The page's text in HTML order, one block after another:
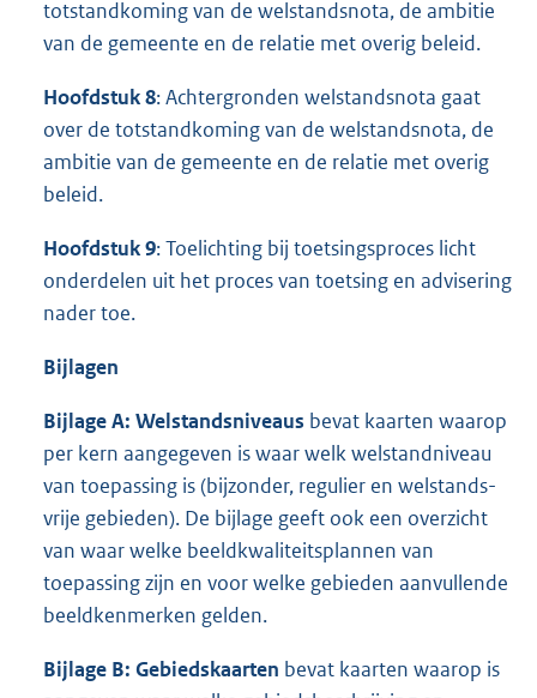
totstandkoming van de welstandsnota, de ambitie
van de gemeente en de relatie met overig beleid.
Hoofdstuk 8: Achtergronden welstandsnota gaat
over de totstandkoming van de welstandsnota, de
ambitie van de gemeente en de relatie met overig
beleid.
Hoofdstuk 9: Toelichting bij toetsingsproces licht
onderdelen uit het proces van toetsing en advisering
nader toe.
Bijlagen
Bijlage A: Welstandsniveaus bevat kaarten waarop
per kern aangegeven is waar welk welstandniveau
van toepassing is (bijzonder, regulier en welstands-
vrije gebieden). De bijlage geeft ook een overzicht
van waar welke beeldkwaliteitsplannen van
toepassing zijn en voor welke gebieden aanvullende
beeldkenmerken gelden.
Bijlage B: Gebiedskaarten bevat kaarten waarop is